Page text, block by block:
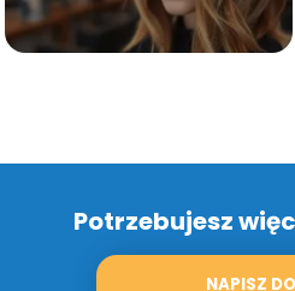
Potrzebujesz
NAPISZ